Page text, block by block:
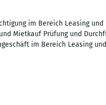
im Bereich Leasing
Mietkauf Prüfung und
im Bereich Leasing